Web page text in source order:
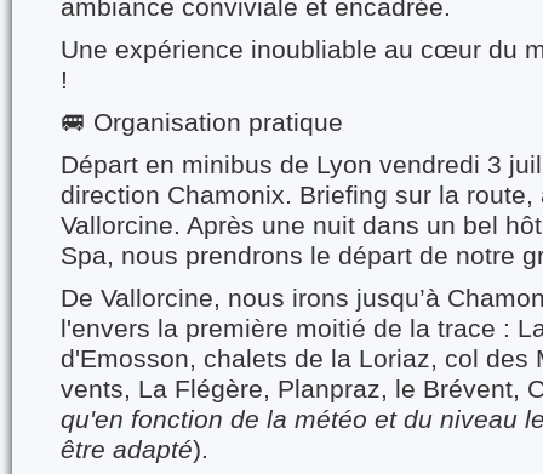
ambiance conviviale et encadrée.
Une expérience inoubliable au cœur du
!
🚐 Organisation pratique
Départ en minibus de Lyon vendredi 3
direction Chamonix. Briefing sur la route,
Vallorcine. Après une nuit dans un bel
Spa, nous prendrons le départ de notre
De Vallorcine, nous irons jusqu’à
l'envers la première moitié de la trace :
d'Emosson, chalets de la Loriaz, col des
vents, La Flégère, Planpraz, le Brévent,
qu'en fonction de la météo et du niveau
être adapté).